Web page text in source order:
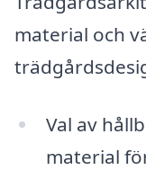
material och
Val av
material